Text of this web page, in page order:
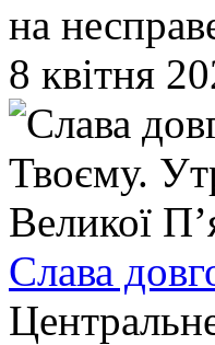
на
8 квітня
Слава